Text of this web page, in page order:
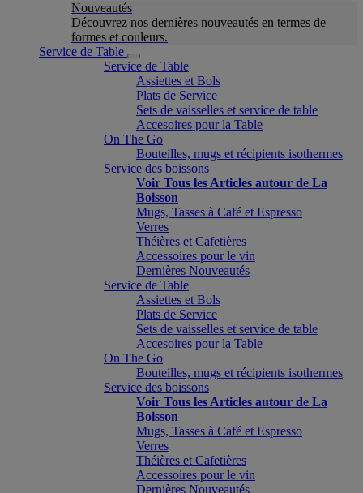
Nouveautés
Découvrez nos dernières nouveautés en termes de
formes et couleurs.
Service de Table
Service de Table
Assiettes et Bols
Plats de Service
Sets de vaisselles et service de table
Accesoires pour la Table
On The Go
Bouteilles, mugs et récipients isothermes
Service des boissons
Voir Tous les Articles autour de La
Boisson
Mugs, Tasses à Café et Espresso
Verres
Théières et Cafetières
Accessoires pour le vin
Dernières Nouveautés
Service de Table
Assiettes et Bols
Plats de Service
Sets de vaisselles et service de table
Accesoires pour la Table
On The Go
Bouteilles, mugs et récipients isothermes
Service des boissons
Voir Tous les Articles autour de La
Boisson
Mugs, Tasses à Café et Espresso
Verres
Théières et Cafetières
Accessoires pour le vin
Dernières Nouveautés